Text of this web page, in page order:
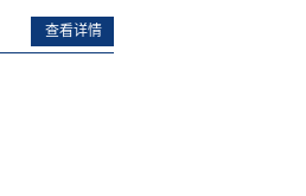
查看详情